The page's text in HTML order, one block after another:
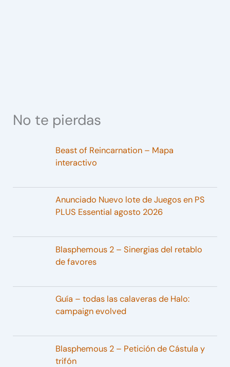
No te pierdas
Beast of Reincarnation – Mapa
interactivo
Anunciado Nuevo lote de Juegos en PS
PLUS Essential agosto 2026
Blasphemous 2 – Sinergias del retablo
de favores
Guía – todas las calaveras de Halo:
campaign evolved
Blasphemous 2 – Petición de Cástula y
trifón